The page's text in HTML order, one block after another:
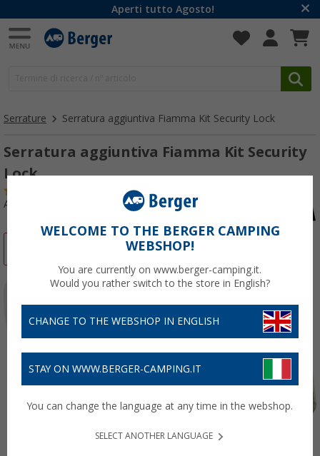
Aperti tutto Agosto!
Serrature Serratura aggiuntiva Fiamma Kit Security Lock
Serratura aggiuntiva Fiamma Kit Security
Lock
Articolo n: 102820
WELCOME TO THE BERGER CAMPING
WEBSHOP!
You are currently on www.berger-camping.it.
Would you rather switch to the store in English?
CHANGE TO THE WEBSHOP IN ENGLISH
STAY ON WWW.BERGER-CAMPING.IT
You can change the language at any time in the webshop.
SELECT ANOTHER LANGUAGE